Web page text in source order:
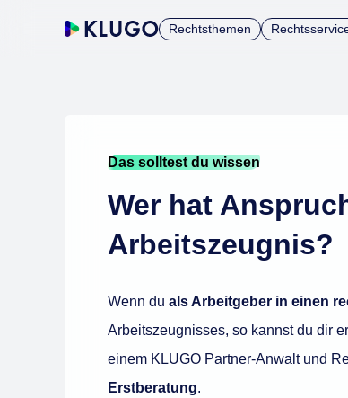
Rechtsthemen
Das solltest du wissen
Wer hat
Arbeitszeugnis?
Wenn du als Arbeitgeber in einen
Arbeitszeugnisses, so kannst du dir
einem KLUGO Partner-Anwalt und
Erstberatung.